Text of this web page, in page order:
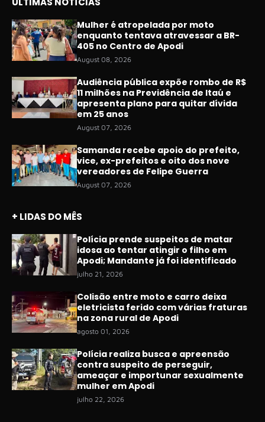
Mulher é atropelada por moto
enquanto tentava atravessar a BR-
405 no Centro de Apodi
August 08, 2026
Audiência pública expõe rombo de R$
11 milhões na Previdência de Itaú e
apresenta plano para quitar dívida
em 25 anos
August 07, 2026
Samanda recebe apoio do prefeito,
vice, ex-prefeitos e oito dos nove
vereadores de Felipe Guerra
August 07, 2026
+ LIDAS DO MÊS
Polícia prende suspeitos de matar
idosa ao tentar atingir o filho em
Apodi; Mandante já foi identificado
julho 21, 2026
Colisão entre moto e carro deixa
eletricista ferido com várias fraturas
na zona rural de Apodi
agosto 01, 2026
Polícia realiza busca e apreensão
contra suspeito de perseguir,
ameaçar e importunar sexualmente
mulher em Apodi
julho 22, 2026